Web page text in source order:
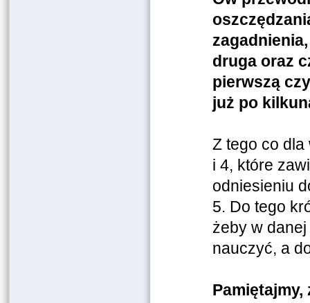
druga oraz
pierwszą
już po
Z tego co dla
i 4, które
odniesieniu
5. Do tego
żeby w
nauczyć, a